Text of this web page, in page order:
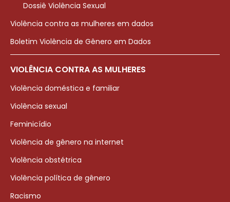
Dossiê Violência Sexual
Violência contra as mulheres em dados
Boletim Violência de Gênero em Dados
VIOLÊNCIA CONTRA AS MULHERES
Violência doméstica e familiar
Violência sexual
Feminicídio
Violência de gênero na internet
Violência obstétrica
Violência política de gênero
Racismo